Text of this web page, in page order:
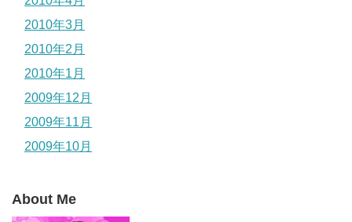
2010年3月
2010年2月
2010年1月
2009年12月
2009年11月
2009年10月
About Me